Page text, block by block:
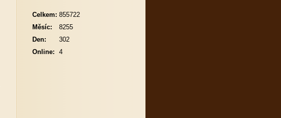
Online: 4
Celkem: 855722
Měsíc:
8255
Den:
302